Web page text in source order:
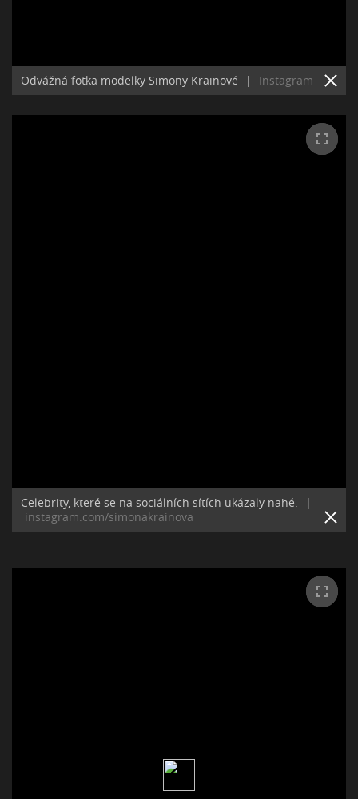
Odvážná fotka modelky Simony Krainové | Instagram
Celebrity, které se na sociálních sítích ukázaly nahé.
|
instagram.com/simonakrainova